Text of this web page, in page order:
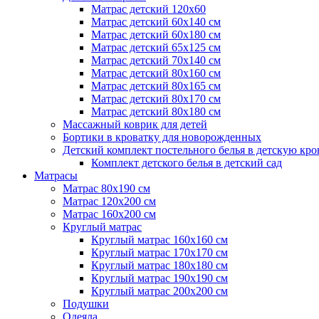
Матрас детский 120х60
Матрас детский 60х140 см
Матрас детский 60х180 см
Матрас детский 65х125 см
Матрас детский 70х140 см
Матрас детский 80х160 см
Матрас детский 80х165 см
Матрас детский 80х170 см
Матрас детский 80х180 см
Массажный коврик для детей
Бортики в кроватку для новорожденных
Детский комплект постельного белья в детскую
Комплект детского белья в детский сад
Матрасы
Матрас 80х190 см
Матраc 120х200 см
Матрас 160х200 см
Круглый матрас
Круглый матрас 160х160 см
Круглый матрас 170х170 см
Круглый матрас 180х180 см
Круглый матрас 190х190 см
Круглый матрас 200х200 см
Подушки
Одеяла